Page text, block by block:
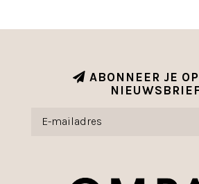
ABONNEER JE
NIEUWSBRIEF